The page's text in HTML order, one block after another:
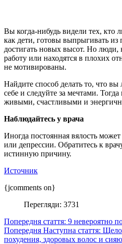
Вы когда-нибудь видели тех, кто
как дети, готовы выпрыгивать из
достигать новых высот. Но люди,
работу или находятся в плохих
не мотивированы.
Найдите способ делать то, что
себе и следуйте за мечтами. Тогда
живыми, счастливыми и
Наблюдайтесь у врача
Иногда постоянная вялость
или депрессии. Обратитесь к
истинную причину.
Источник
{jcomments on}
Перегляди: 3731
Попередня стаття: 9 невероятно
Попередня Наступна стаття:
похудения, здоровых волос и